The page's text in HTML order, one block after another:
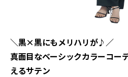
＼黒×黒にもメリハリが♪／
真面目なベーシックカラーコー
えるサテン